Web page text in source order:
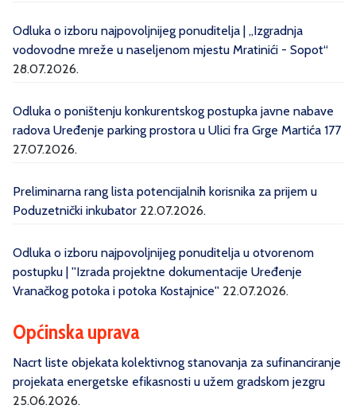
Odluka o izboru najpovoljnijeg ponuditelja | „Izgradnja
vodovodne mreže u naseljenom mjestu Mratinići - Sopot“
28.07.2026.
Odluka o poništenju konkurentskog postupka javne nabave
radova Uređenje parking prostora u Ulici fra Grge Martića 177
27.07.2026.
Preliminarna rang lista potencijalnih korisnika za prijem u
Poduzetnički inkubator 22.07.2026.
Odluka o izboru najpovoljnijeg ponuditelja u otvorenom
postupku | ''Izrada projektne dokumentacije Uređenje
Vranačkog potoka i potoka Kostajnice'' 22.07.2026.
Općinska uprava
Nacrt liste objekata kolektivnog stanovanja za sufinanciranje
projekata energetske efikasnosti u užem gradskom jezgru
25.06.2026.